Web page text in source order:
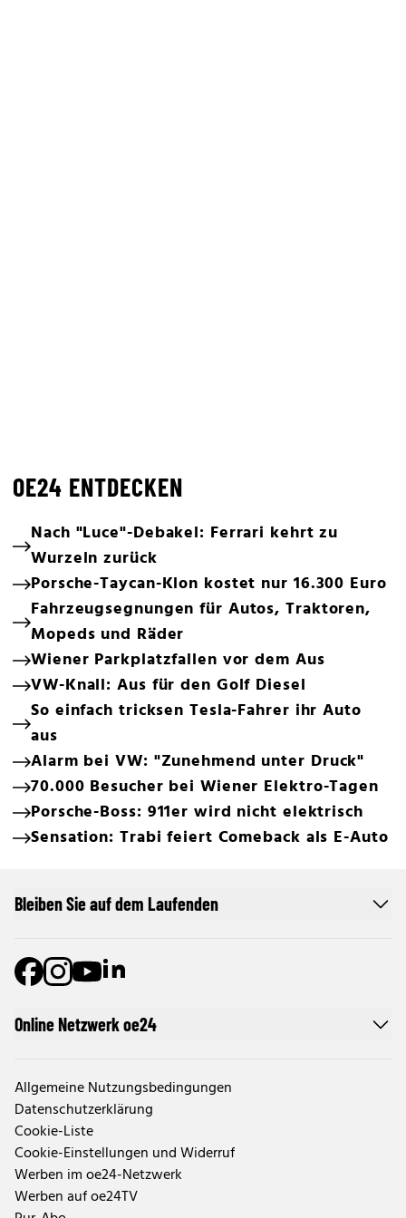
OE24 ENTDECKEN
Nach "Luce"-Debakel: Ferrari kehrt zu
Wurzeln zurück
Porsche-Taycan-Klon kostet nur 16.300 Euro
Fahrzeugsegnungen für Autos, Traktoren,
Mopeds und Räder
Wiener Parkplatzfallen vor dem Aus
VW-Knall: Aus für den Golf Diesel
So einfach tricksen Tesla-Fahrer ihr Auto
aus
Alarm bei VW: "Zunehmend unter Druck"
70.000 Besucher bei Wiener Elektro-Tagen
Porsche-Boss: 911er wird nicht elektrisch
Sensation: Trabi feiert Comeback als E-Auto
Online Netzwerk oe24
Allgemeine Nutzungsbedingungen
Datenschutzerklärung
Cookie-Liste
Cookie-Einstellungen und Widerruf
Werben im oe24-Netzwerk
Werben auf oe24TV
Bleiben Sie auf dem Laufenden